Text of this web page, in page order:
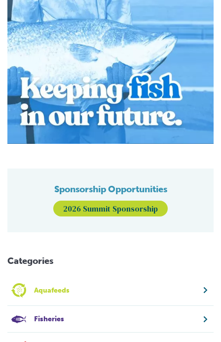
Sponsorship Opportunities
2026 Summit Sponsorship
Categories
Aquafeeds
Fisheries